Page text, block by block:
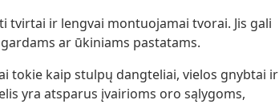
ir lengvai montuojamai tvorai. Jis gali
ar ūkiniams pastatams.
tokie kaip stulpų dangteliai, vielos gnybtai ir
yra atsparus įvairioms oro sąlygoms,